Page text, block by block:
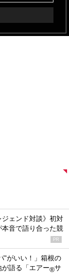
ジェンド対談》初対
音で語り合った競
PR
”がいい！」箱根の
語る「エアー®サ